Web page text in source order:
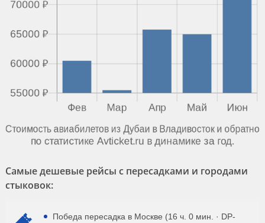
Самые дешевые рейсы с пересадками и городами
стыковок:
Победа пересадка в Москве (16 ч. 0 мин. · DP-